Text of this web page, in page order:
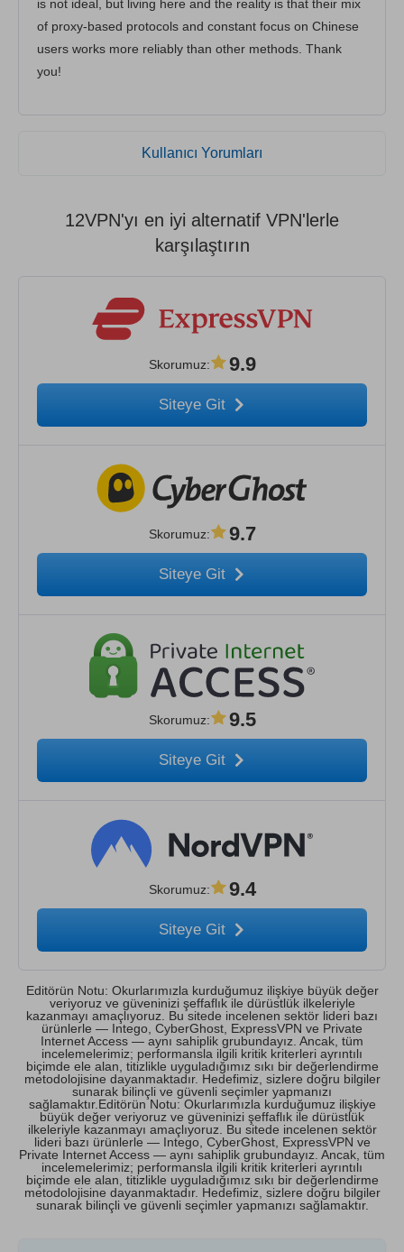
is not ideal, but living here and the reality is that their mix
of proxy-based protocols and constant focus on Chinese
users works more reliably than other methods. Thank
you!
Kullanıcı Yorumları
12VPN'yı en iyi alternatif VPN'lerle
karşılaştırın
Skorumuz: 9.9
Siteye Git
Skorumuz: 9.7
Siteye Git
Skorumuz: 9.5
Siteye Git
Skorumuz: 9.4
Siteye Git
Editörün Notu: Okurlarımızla kurduğumuz ilişkiye büyük değer
veriyoruz ve güveninizi şeffaflık ile dürüstlük ilkeleriyle
kazanmayı amaçlıyoruz. Bu sitede incelenen sektör lideri bazı
ürünlerle — Intego, CyberGhost, ExpressVPN ve Private
Internet Access — aynı sahiplik grubundayız. Ancak, tüm
incelemelerimiz; performansla ilgili kritik kriterleri ayrıntılı
biçimde ele alan, titizlikle uyguladığımız sıkı bir değerlendirme
metodolojisine dayanmaktadır. Hedefimiz, sizlere doğru bilgiler
sunarak bilinçli ve güvenli seçimler yapmanızı
sağlamaktır.Editörün Notu: Okurlarımızla kurduğumuz ilişkiye
büyük değer veriyoruz ve güveninizi şeffaflık ile dürüstlük
ilkeleriyle kazanmayı amaçlıyoruz. Bu sitede incelenen sektör
lideri bazı ürünlerle — Intego, CyberGhost, ExpressVPN ve
Private Internet Access — aynı sahiplik grubundayız. Ancak, tüm
incelemelerimiz; performansla ilgili kritik kriterleri ayrıntılı
biçimde ele alan, titizlikle uyguladığımız sıkı bir değerlendirme
metodolojisine dayanmaktadır. Hedefimiz, sizlere doğru bilgiler
sunarak bilinçli ve güvenli seçimler yapmanızı sağlamaktır.